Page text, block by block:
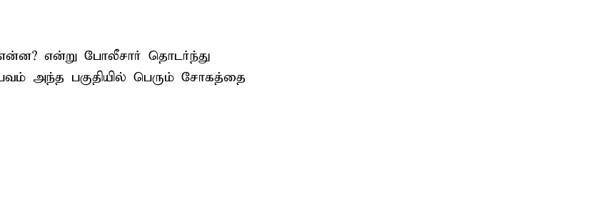
என்று போலீசார் தொடர்ந்து
அந்த பகுதியில் பெரும் சோகத்தை